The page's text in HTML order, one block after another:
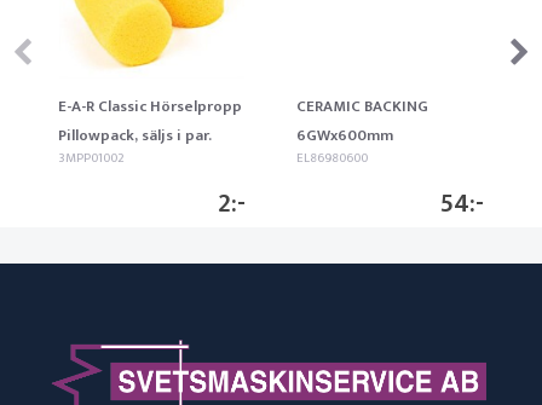
E-A-R Classic Hörselpropp
Pillowpack, säljs i par.
3MPP01002
2
CERAMIC BACKING
6GWx600mm
EL86980600
54